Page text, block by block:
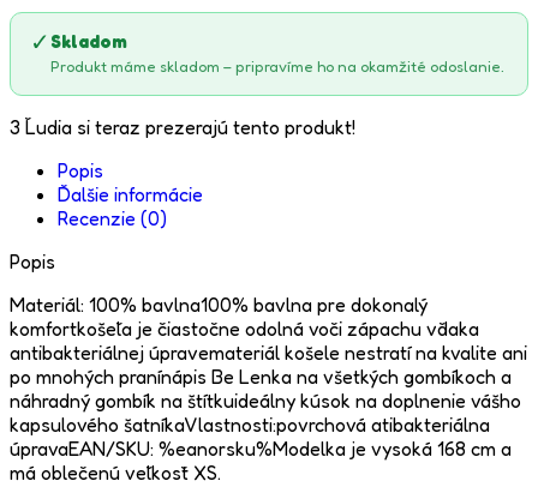
✓ Skladom
Produkt máme skladom – pripravíme ho na okamžité odoslanie.
3 Ľudia si teraz prezerajú tento produkt!
Popis
Ďalšie informácie
Recenzie (0)
Popis
Materiál: 100% bavlna100% bavlna pre dokonalý
komfortkošeľa je čiastočne odolná voči zápachu vďaka
antibakteriálnej úpravemateriál košele nestratí na kvalite ani
po mnohých pranínápis Be Lenka na všetkých gombíkoch a
náhradný gombík na štítkuideálny kúsok na doplnenie vášho
kapsulového šatníkaVlastnosti:povrchová atibakteriálna
úpravaEAN/SKU: %eanorsku%Modelka je vysoká 168 cm a
má oblečenú veľkosť XS.